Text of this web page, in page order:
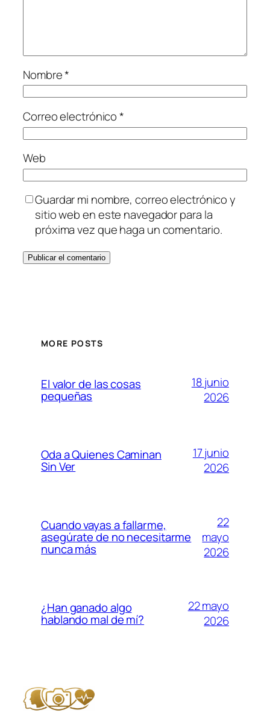
Nombre*
Correo electrónico*
Web
Guardar mi nombre, correo electrónico y
sitio web en este navegador para la
próxima vez que haga un comentario.
MORE POSTS
El valor de las cosas
pequeñas
18 junio
2026
Oda a Quienes Caminan
Sin Ver
17 junio
2026
Cuando vayas a fallarme,
asegúrate de no necesitarme
nunca más
22
mayo
2026
¿Han ganado algo
hablando mal de mí?
22 mayo
2026